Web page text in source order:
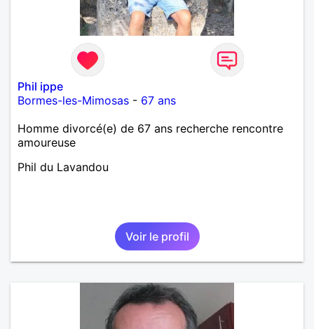
Phil ippe
Bormes-les-Mimosas - 67 ans
Homme divorcé(e) de 67 ans recherche rencontre
amoureuse
Phil du Lavandou
Voir le profil